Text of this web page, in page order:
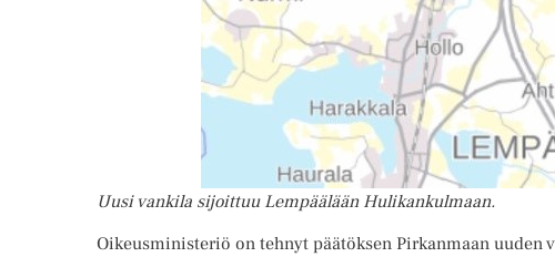
Uusi vankila sijoittuu Lempäälään Hulikankulmaan.
Oikeusministeriö on tehnyt päätöksen Pirkanmaan uuden